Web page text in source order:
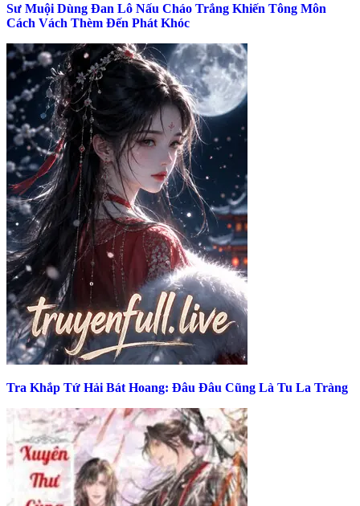
Sư Muội Dùng Đan Lô Nấu Cháo Trắng Khiến Tông Môn
Cách Vách Thèm Đến Phát Khóc
Tra Khắp Tứ Hải Bát Hoang: Đâu Đâu Cũng Là Tu La Tràng